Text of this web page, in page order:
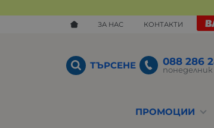
ЗА НАС КОНТАКТИ
ТЪРСЕНЕ 088 286
понеделник
ПРОМОЦИИ